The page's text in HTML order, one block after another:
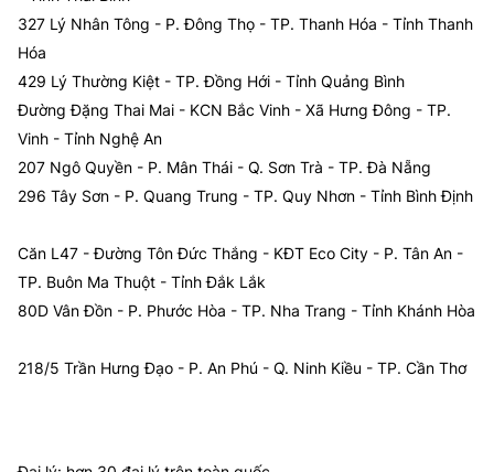
327 Lý Nhân Tông - P. Đông Thọ - TP. Thanh Hóa - Tỉnh Thanh
Hóa
429 Lý Thường Kiệt - TP. Đồng Hới - Tỉnh Quảng Bình
Đường Đặng Thai Mai - KCN Bắc Vinh - Xã Hưng Đông - TP.
Vinh - Tỉnh Nghệ An
207 Ngô Quyền - P. Mân Thái - Q. Sơn Trà - TP. Đà Nẵng
296 Tây Sơn - P. Quang Trung - TP. Quy Nhơn - Tỉnh Bình Định
Căn L47 - Đường Tôn Đức Thắng - KĐT Eco City - P. Tân An -
TP. Buôn Ma Thuột - Tỉnh Đắk Lắk
80D Vân Đồn - P. Phước Hòa - TP. Nha Trang - Tỉnh Khánh Hòa
218/5 Trần Hưng Đạo - P. An Phú - Q. Ninh Kiều - TP. Cần Thơ